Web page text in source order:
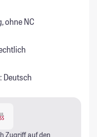
ohne NC
Zugriff auf den